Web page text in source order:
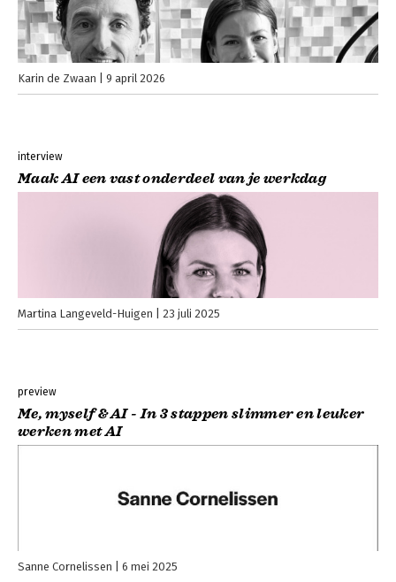
Karin de Zwaan 9 april 2026
interview
Maak AI een vast onderdeel van je werkdag
Martina Langeveld-Huigen 23 juli 2025
preview
Me, myself & AI - In 3 stappen slimmer en leuker
werken met AI
Sanne Cornelissen 6 mei 2025